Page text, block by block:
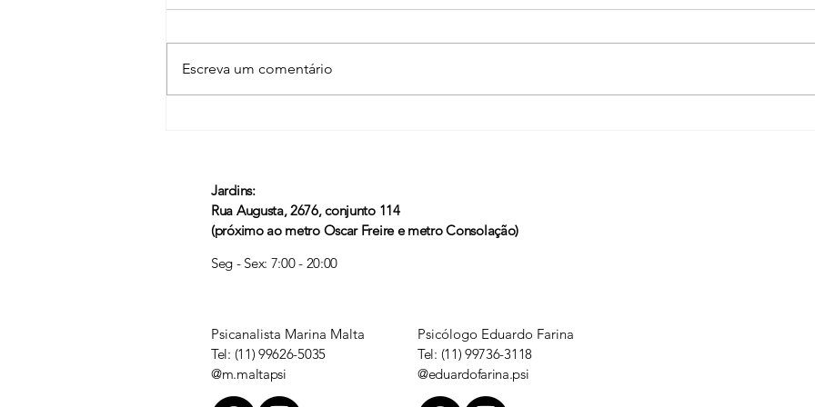
Entendendo a Ansiedade Psicologia X Psicanálise
Escreva um comentário
Jardins:
Rua Augusta, 2676, conjunto 114
(próximo ao metro Oscar Freire e metro Consolação)
Seg - Sex: 7:00 - 20:00
Psicanalista Marina Malta
Tel: (11) 99626-5035
@m.maltapsi
Psicólogo Eduardo Farina
Tel: (11) 99736-3118
@eduardofarina.psi